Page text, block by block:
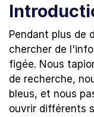
Pendant plus de
chercher de
figée. Nous
de recherche,
bleus, et nous
ouvrir différents